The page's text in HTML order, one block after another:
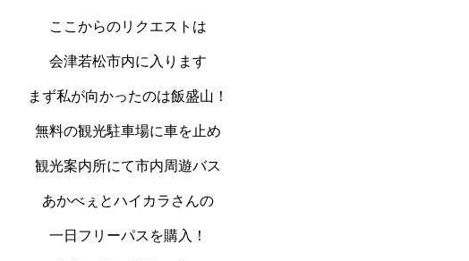
ここからのリクエストは
会津若松市内に入ります
まず私が向かったのは飯盛山！
無料の観光駐車場に車を止め
観光案内所にて市内周遊バス
あかべぇとハイカラさんの
一日フリーパスを購入！